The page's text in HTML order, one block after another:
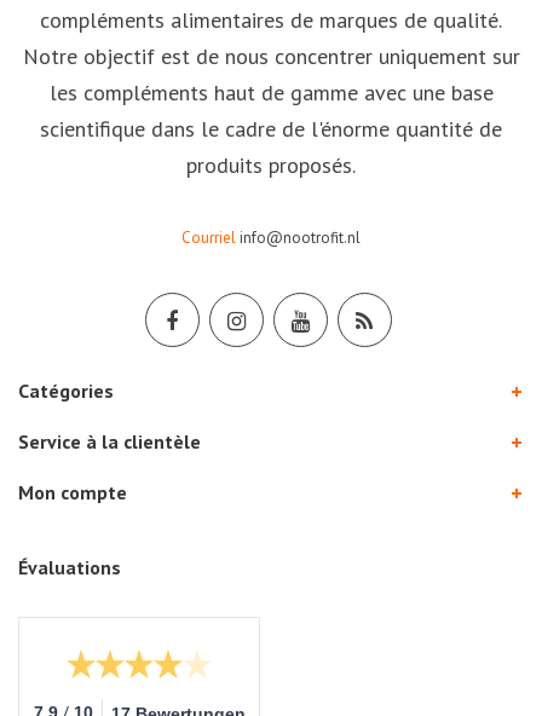
compléments alimentaires de marques de qualité.
Notre objectif est de nous concentrer uniquement sur
les compléments haut de gamme avec une base
scientifique dans le cadre de l'énorme quantité de
produits proposés.
Courrielinfo@nootrofit.nl
Catégories
Service à la clientèle
Mon compte
Évaluations